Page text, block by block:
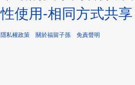
性使用-相同方式共享
隱私權政策 關於福留子孫 免責聲明